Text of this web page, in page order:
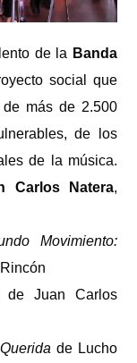
de la Banda
social que
más de 2.500
de los
de la música.
Carlos Natera,
Movimiento:
de Juan Carlos
de Lucho